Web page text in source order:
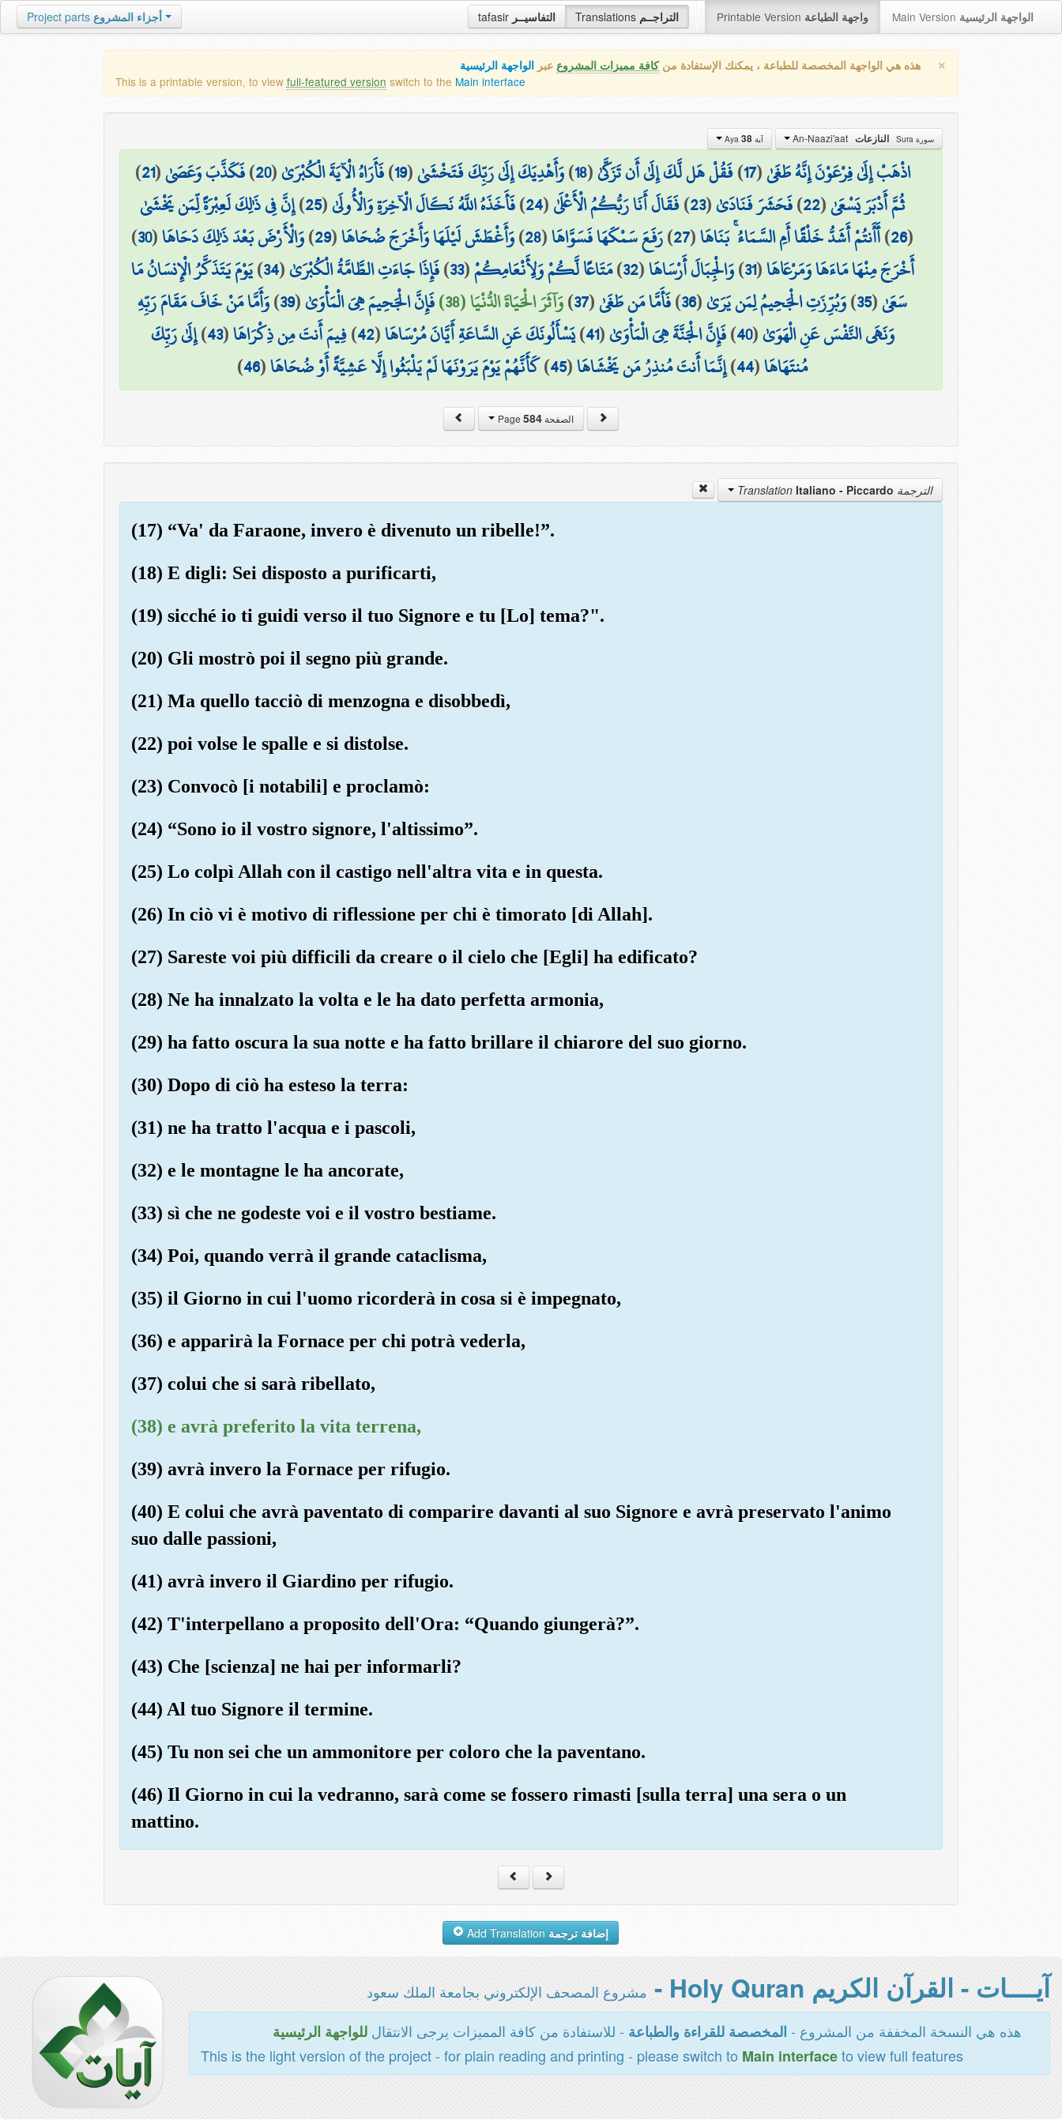
tafasir التفاسيــر Translations التراجــم Printable Version واجهة الطباعة Main Version الواجهة الرئيسية Project parts أجزاء المشروع
× هذه هي الواجهة المخصصة للطباعة ، يمكنك الإستفادة منكافة مميزات المشروع عبر الواجهة الرئيسية
This is a printable version, to view full-featured version switch to the Main interface
سورة Sura النازعات آية Aya 38
اذْهَبْ إِلَىٰ فِرْعَوْنَ إِنَّهُ طَغَىٰ(
17
)فَقُلْ هَل لَّكَ إِلَىٰ أَن تَزَكَّىٰ(
18
)وَأَهْدِيَكَ إِلَىٰ رَبِّكَ فَتَخْشَىٰ(
19
)فَأَرَاهُ الْآيَةَ الْكُبْرَىٰ(
20
)فَكَذَّبَ وَعَصَىٰ(
21
)
ثُمَّ أَدْبَرَ يَسْعَىٰ(
22
)فَحَشَرَ فَنَادَىٰ(
23
)فَقَالَ أَنَا رَبُّكُمُ الْأَعْلَىٰ(
24
)فَأَخَذَهُ اللَّهُ نَكَالَ الْآخِرَةِ وَالْأُولَىٰ(
25
)إِنَّ فِي ذَٰلِكَ لَعِبْرَةً لِّمَن يَخْشَىٰ
(
26
)أَأَنتُمْ أَشَدُّ خَلْقًا أَمِ السَّمَاءُ ۚ بَنَاهَا(
27
)رَفَعَ سَمْكَهَا فَسَوَّاهَا(
28
)وَأَغْطَشَ لَيْلَهَا وَأَخْرَجَ ضُحَاهَا(
29
)وَالْأَرْضَ بَعْدَ ذَٰلِكَ دَحَاهَا(
30
)
أَخْرَجَ مِنْهَا مَاءَهَا وَمَرْعَاهَا(
31
)وَالْجِبَالَ أَرْسَاهَا(
32
)مَتَاعًا لَّكُمْ وَلِأَنْعَامِكُمْ(
33
)فَإِذَا جَاءَتِ الطَّامَّةُ الْكُبْرَىٰ(
34
)يَوْمَ يَتَذَكَّرُ الْإِنسَانُ مَا
سَعَىٰ(
35
)وَبُرِّزَتِ الْجَحِيمُ لِمَن يَرَىٰ(
36
)فَأَمَّا مَن طَغَىٰ(
37
)وَآثَرَ الْحَيَاةَ الدُّنْيَا (38) فَإِنَّ الْجَحِيمَ هِيَ الْمَأْوَىٰ(
39
)وَأَمَّا مَنْ خَافَ مَقَامَ رَبِّهِ
وَنَهَى النَّفْسَ عَنِ الْهَوَىٰ(
40
)فَإِنَّ الْجَنَّةَ هِيَ الْمَأْوَىٰ(
41
)يَسْأَلُونَكَ عَنِ السَّاعَةِ أَيَّانَ مُرْسَاهَا(
42
)فِيمَ أَنتَ مِن ذِكْرَاهَا(
43
)إِلَىٰ رَبِّكَ
مُنتَهَاهَا(
44
)إِنَّمَا أَنتَ مُنذِرُ مَن يَخْشَاهَا(
45
)كَأَنَّهُمْ يَوْمَ يَرَوْنَهَا لَمْ يَلْبَثُوا إِلَّا عَشِيَّةً أَوْ ضُحَاهَا(
46
)
الصفحة Page584
الترجمة Translation Italiano - Piccardo
(17) “Va' da Faraone, invero è divenuto un ribelle!”.
(18) E digli: Sei disposto a purificarti,
(19) sicché io ti guidi verso il tuo Signore e tu [Lo] tema?".
(20) Gli mostrò poi il segno più grande.
(21) Ma quello tacciò di menzogna e disobbedì,
(22) poi volse le spalle e si distolse.
(23) Convocò [i notabili] e proclamò:
(24) “Sono io il vostro signore, l'altissimo”.
(25) Lo colpì Allah con il castigo nell'altra vita e in questa.
(26) In ciò vi è motivo di riflessione per chi è timorato [di Allah].
(27) Sareste voi più difficili da creare o il cielo che [Egli] ha edificato?
(28) Ne ha innalzato la volta e le ha dato perfetta armonia,
(29) ha fatto oscura la sua notte e ha fatto brillare il chiarore del suo giorno.
(30) Dopo di ciò ha esteso la terra:
(31) ne ha tratto l'acqua e i pascoli,
(32) e le montagne le ha ancorate,
(33) sì che ne godeste voi e il vostro bestiame.
(34) Poi, quando verrà il grande cataclisma,
(35) il Giorno in cui l'uomo ricorderà in cosa si è impegnato,
(36) e apparirà la Fornace per chi potrà vederla,
(37) colui che si sarà ribellato,
(38) e avrà preferito la vita terrena,
(39) avrà invero la Fornace per rifugio.
(40) E colui che avrà paventato di comparire davanti al suo Signore e avrà preservato l'animo
suo dalle passioni,
(41) avrà invero il Giardino per rifugio.
(42) T'interpellano a proposito dell'Ora: “Quando giungerà?”.
(43) Che [scienza] ne hai per informarli?
(44) Al tuo Signore il termine.
(45) Tu non sei che un ammonitore per coloro che la paventano.
(46) Il Giorno in cui la vedranno, sarà come se fossero rimasti [sulla terra] una sera o un
mattino.
إضافة ترجمة
آيــــات - القرآن الكريم Holy Quran - مشروع المصحف الإلكتروني بجامعة الملك سعود
هذه هي النسخة المخففة من المشروع - المخصصة للقراءة والطباعة - للاستفادة من كافة المميزات يرجى الانتقالللواجهة الرئيسية
This is the light version of the project - for plain reading and printing - please switch to Main interfaceto view full features